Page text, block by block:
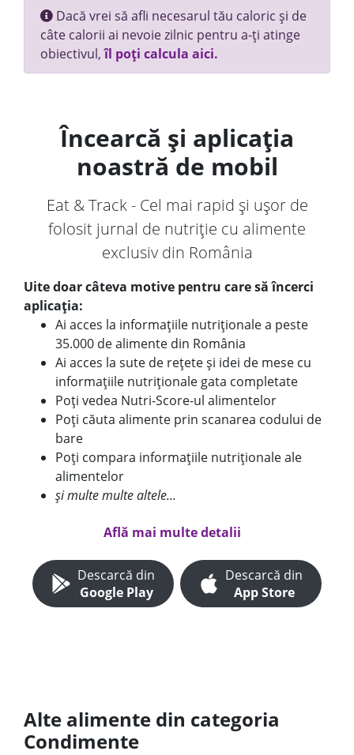
Dacă vrei să afli necesarul tău caloric și de
câte calorii ai nevoie zilnic pentru a-ți atinge
obiectivul,îl poți calcula aici.
Încearcă și aplicația
noastră de mobil
Eat & Track - Cel mai rapid și ușor de
folosit jurnal de nutriție cu alimente
exclusiv din România
Uite doar câteva motive pentru care să încerci
aplicația:
Ai acces la informațiile nutriționale a peste
35.000 de alimente din România
Ai acces la sute de rețete și idei de mese cu
informațiile nutriționale gata completate
Poți vedea Nutri-Score-ul alimentelor
Poți căuta alimente prin scanarea codului de
bare
Poți compara informațiile nutriționale ale
alimentelor
și multe multe altele...
Află mai multe detalii
Descarcă din
Google Play
Descarcă din
App Store
Alte alimente din categoria
Condimente